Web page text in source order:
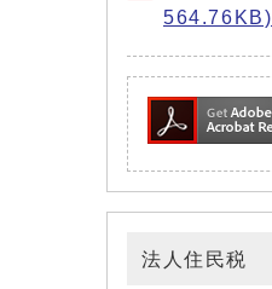
564.76KB)
法人住民税